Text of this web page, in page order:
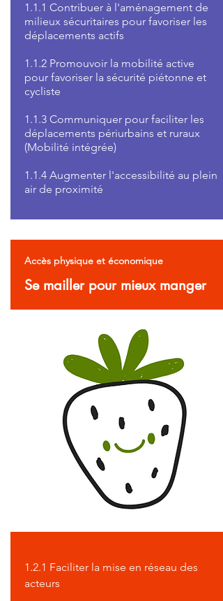
1.1.1 Contribuer à l'aménagement de
milieux sécuritaires pour favoriser les
déplacements actifs
1.1.2 Promouvoir la mobilité active
pour favoriser la sécurité piétonne et
cycliste
1.1.3 Communiquer pour faciliter les
déplacements périurbains et ruraux
(Mobilité intégrée)
1.1.4 Augmenter l'accessibilité au plein
air de proximité
Accès physique et économique
Se mailler pour mieux manger
1.2.1 Faciliter la mise en réseau des
acteurs